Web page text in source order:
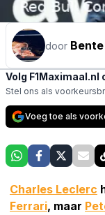
door
Volg F1Maximaal.nl
Stel ons als
Voeg toe als
Charles Leclerc
Ferrari, maar